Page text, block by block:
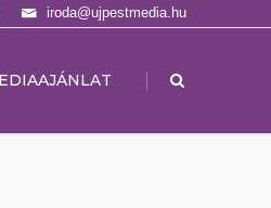
iroda@ujpestmedia.hu
|